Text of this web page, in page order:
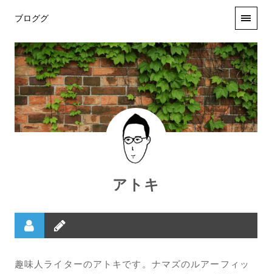
ブロググ
アトキ
趣味人ライターのアトキです。ナマズのルアーフィッ